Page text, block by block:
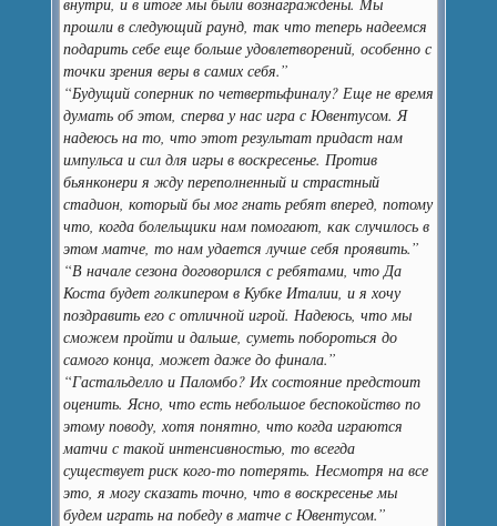
прошли в следующий раунд, так что теперь надеемся
подарить себе еще больше удовлетворений, особенно с
точки зрения веры в самих себя.”
“Будущий соперник по четвертьфиналу? Еще не время
думать об этом, сперва у нас игра с Ювентусом. Я
надеюсь на то, что этот результат придаст нам
импульса и сил для игры в воскресенье. Против
бьянконери я жду переполненный и страстный
стадион, который бы мог гнать ребят вперед, потому
что, когда болельщики нам помогают, как случилось в
этом матче, то нам удается лучше себя проявить.”
“В начале сезона договорился с ребятами, что Да
Коста будет голкипером в Кубке Италии, и я хочу
поздравить его с отличной игрой. Надеюсь, что мы
сможем пройти и дальше, суметь побороться до
самого конца, может даже до финала.”
“Гастальделло и Паломбо? Их состояние предстоит
оценить. Ясно, что есть небольшое беспокойство по
этому поводу, хотя понятно, что когда играются
матчи с такой интенсивностью, то всегда
существует риск кого-то потерять. Несмотря на все
это, я могу сказать точно, что в воскресенье мы
будем играть на победу в матче с Ювентусом.”